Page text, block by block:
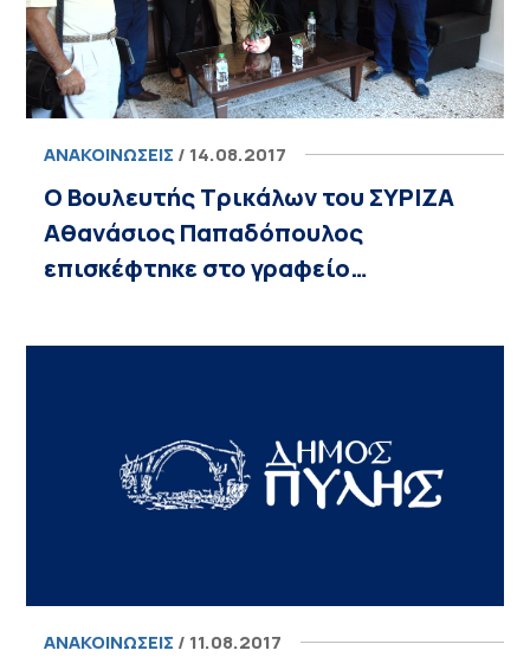
ΑΝΑΚΟΙΝΏΣΕΙΣ / 14.08.2017
Ο Βουλευτής Τρικάλων του ΣΥΡΙΖΑ
Αθανάσιος Παπαδόπουλος
επισκέφτηκε στο γραφείο…
ΑΝΑΚΟΙΝΏΣΕΙΣ / 11.08.2017